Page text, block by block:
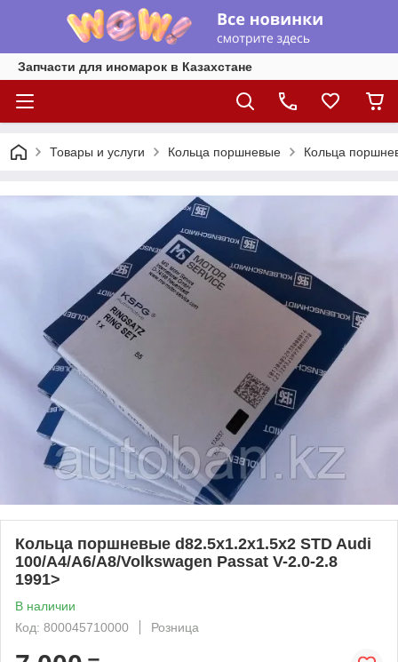
Запчасти для иномарок в Казахстане
Товары и услуги Кольца поршневые Кольца
Кольца поршневые d82.5x1.2x1.5x2 STD Audi
100/A4/A6/A8/Volkswagen Passat V-2.0-2.8
1991>
В наличии
Код: 800045710000
Розница